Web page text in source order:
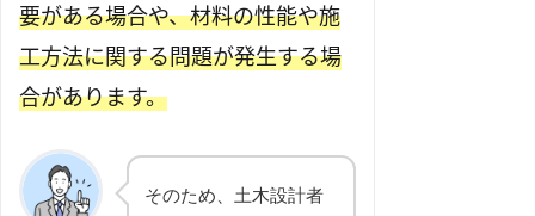
要がある場合や、材料の性能や施
工方法に関する問題が発生する場
合があります。
そのため、土木設計者